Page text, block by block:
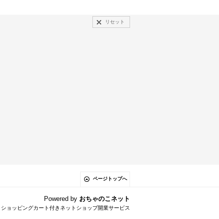
リセット
ページトップへ
Powered by おちゃのこネット
ョッピングカート付きネットショップ開業サービス